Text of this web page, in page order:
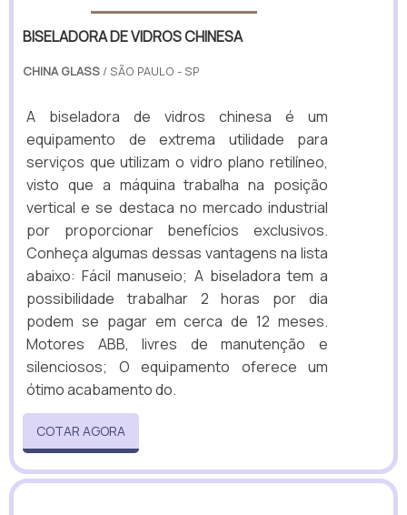
BISELADORA DE VIDROS CHINESA
CHINA GLASS / SÃO PAULO - SP
A biseladora de vidros chinesa é um
equipamento de extrema utilidade para
serviços que utilizam o vidro plano retilíneo,
visto que a máquina trabalha na posição
vertical e se destaca no mercado industrial
por proporcionar benefícios exclusivos.
Conheça algumas dessas vantagens na lista
abaixo: Fácil manuseio; A biseladora tem a
possibilidade trabalhar 2 horas por dia
podem se pagar em cerca de 12 meses.
Motores ABB, livres de manutenção e
silenciosos; O equipamento oferece um
ótimo acabamento do.
COTAR AGORA